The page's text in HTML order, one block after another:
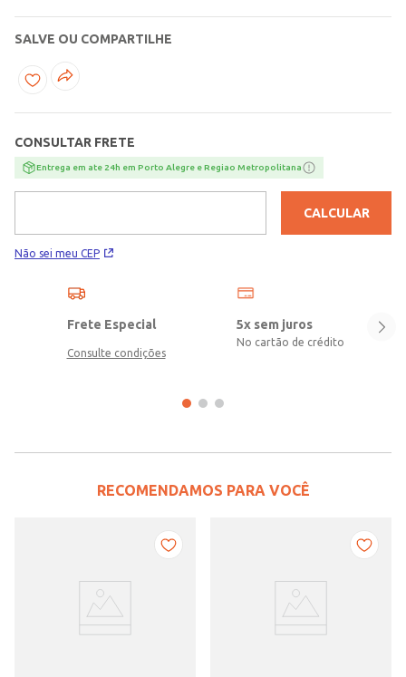
garantia de alta durabilidade para manter a sua pele impecável o dia
todo. Apresenta FPS 35 que protege contra os danos causados
pelos raios solares, o que a torna uma aliada perfeita na sua rotina
testada\n- Hipoalergênica\n- Cruelty Free\n\nCor: MM09R
SALVE OU COMPARTILHE
CONSULTAR FRETE
Entrega em ate 24h em Porto Alegre e Regiao Metropolitana
Não sei meu CEP
CALCULAR
Frete Especial
Consulte condições
5x sem juros
No cartão de crédito
RECOMENDAMOS PARA VOCÊ